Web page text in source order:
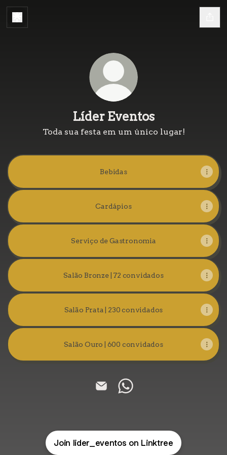
Líder Eventos
Toda sua festa em um único lugar!
Bebidas
Cardápios
Serviço de Gastronomia
Salão Bronze | 72 convidados
Salão Prata | 230 convidados
Salão Ouro | 600 convidados
Join lider_eventos on Linktree